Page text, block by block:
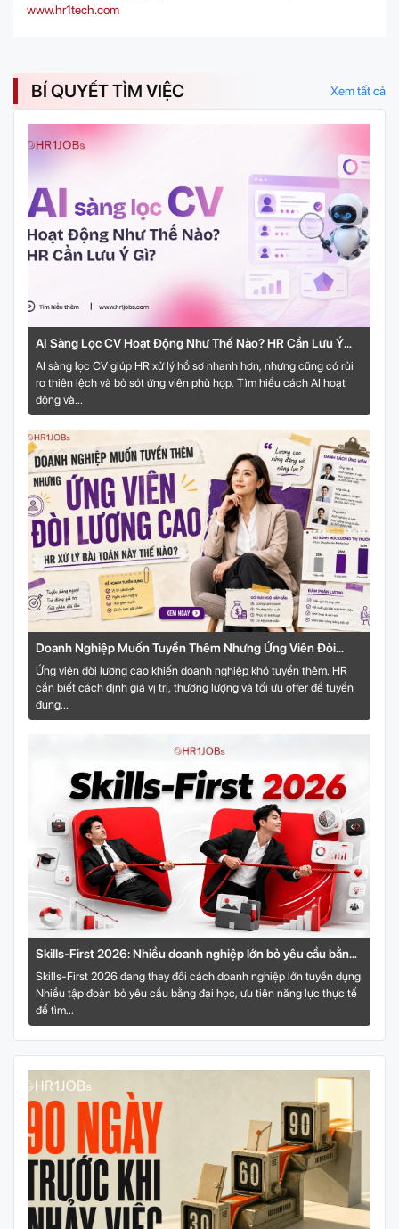
www.hr1tech.com
BÍ QUYẾT TÌM VIỆC Xem tất cả
AI Sàng Lọc CV Hoạt Động Như Thế Nào? HR Cần Lưu Ý
Gì?
AI sàng lọc CV giúp HR xử lý hồ sơ nhanh hơn, nhưng cũng có rủi
ro thiên lệch và bỏ sót ứng viên phù hợp. Tìm hiểu cách AI hoạt
động và...
Doanh Nghiệp Muốn Tuyển Thêm Nhưng Ứng Viên Đòi
Lương Cao: HR Xử Lý Bài Toán Này Thế Nào?
Ứng viên đòi lương cao khiến doanh nghiệp khó tuyển thêm. HR
cần biết cách định giá vị trí, thương lượng và tối ưu offer để tuyển
đúng...
Skills-First 2026: Nhiều doanh nghiệp lớn bỏ yêu cầu bằng
đại học, tuyển theo năng lực thực tế
Skills-First 2026 đang thay đổi cách doanh nghiệp lớn tuyển dụng.
Nhiều tập đoàn bỏ yêu cầu bằng đại học, ưu tiên năng lực thực tế
để tìm...